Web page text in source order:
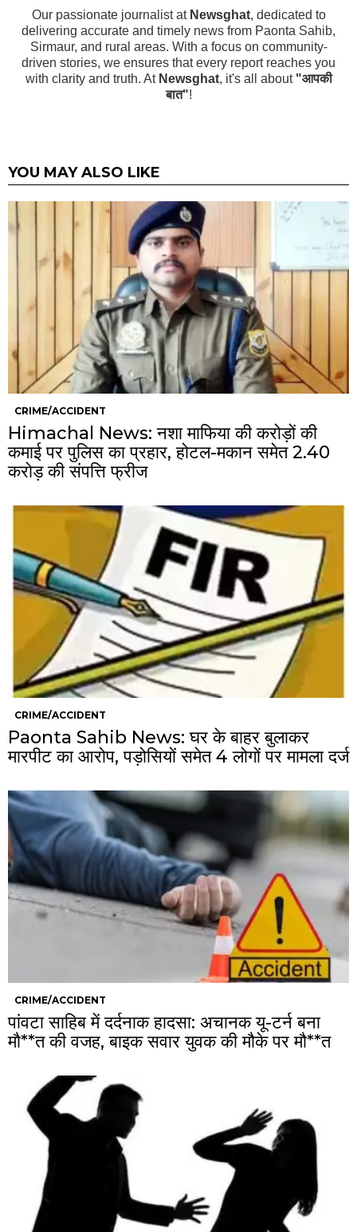
Our passionate journalist at Newsghat, dedicated to
delivering accurate and timely news from Paonta Sahib,
Sirmaur, and rural areas. With a focus on community-
driven stories, we ensures that every report reaches you
with clarity and truth. At Newsghat, it's all about "आपकी
बात"!
YOU MAY ALSO LIKE
CRIME/ACCIDENT
Himachal News: नशा माफिया की करोड़ों की
कमाई पर पुलिस का प्रहार, होटल-मकान समेत 2.40
करोड़ की संपत्ति फ्रीज
CRIME/ACCIDENT
Paonta Sahib News: घर के बाहर बुलाकर
मारपीट का आरोप, पड़ोसियों समेत 4 लोगों पर मामला दर्ज
CRIME/ACCIDENT
पांवटा साहिब में दर्दनाक हादसा: अचानक यू-टर्न बना
मौ**त की वजह, बाइक सवार युवक की मौके पर मौ**त